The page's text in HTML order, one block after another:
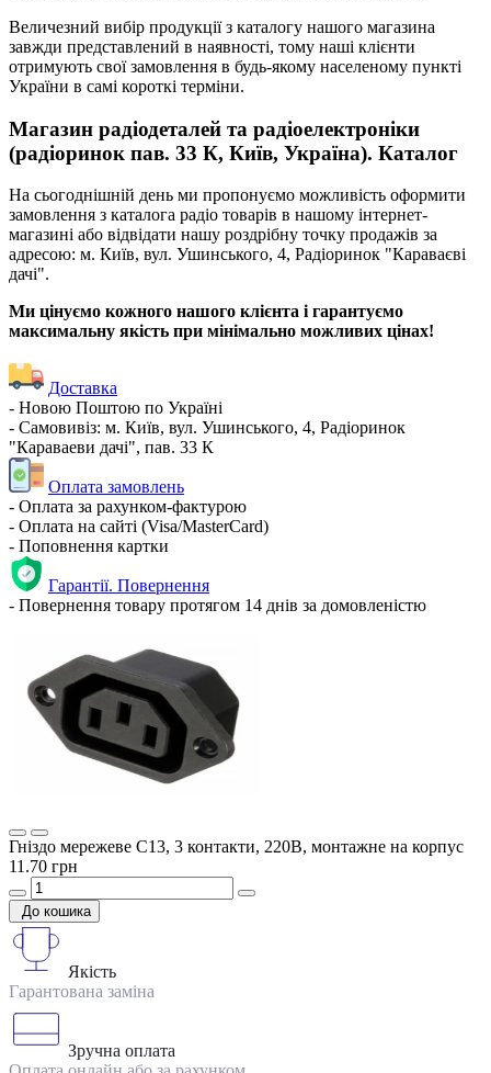
Величезний вибір продукції з каталогу нашого магазина
завжди представлений в наявності, тому наші клієнти
отримують свої замовлення в будь-якому населеному пункті
України в самі короткі терміни.
Магазин радіодеталей та радіоелектроніки
(радіоринок пав. 33 К, Київ, Україна). Каталог
На сьогоднішній день ми пропонуємо можливість оформити
замовлення з каталога радіо товарів в нашому інтернет-
магазині або відвідати нашу роздрібну точку продажів за
адресою: м. Київ, вул. Ушинського, 4, Радіоринок "Караваєві
дачі".
Ми цінуємо кожного нашого клієнта і гарантуємо
максимальну якість при мінімально можливих цінах!
Доставка
- Новою Поштою по Україні
- Самовивіз: м. Київ, вул. Ушинського, 4, Радіоринок
"Караваеви дачі", пав. 33 К
Оплата замовлень
- Оплата за рахунком-фактурою
- Оплата на сайті (Visa/MasterCard)
- Поповнення картки
Гарантії. Повернення
- Повернення товару протягом 14 днів за домовленістю
Гніздо мережеве C13, 3 контакти, 220В, монтажне на корпус
11.70 грн
До кошика
Якість
Гарантована заміна
Зручна оплата